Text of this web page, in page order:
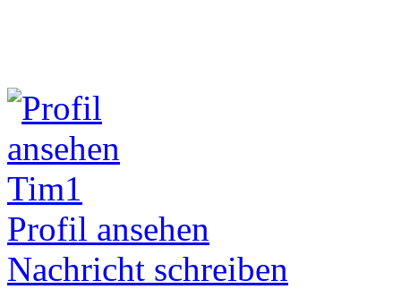
Tim1
Profil ansehen
Nachricht schreiben